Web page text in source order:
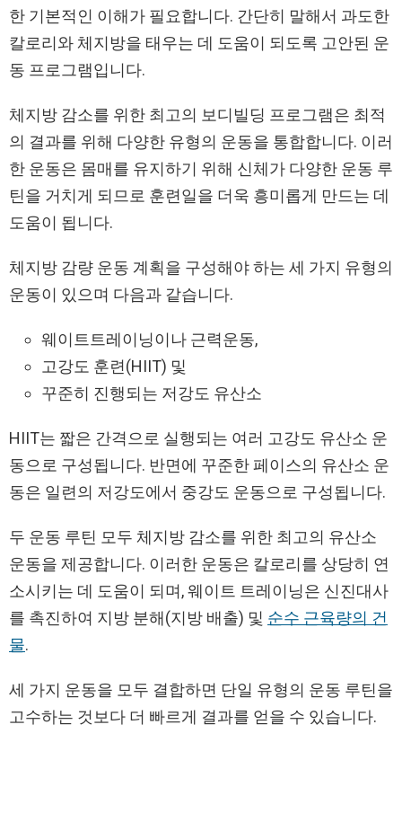
한 기본적인 이해가 필요합니다. 간단히 말해서 과도한
칼로리와 체지방을 태우는 데 도움이 되도록 고안된 운
동 프로그램입니다.
체지방 감소를 위한 최고의 보디빌딩 프로그램은 최적
의 결과를 위해 다양한 유형의 운동을 통합합니다. 이러
한 운동은 몸매를 유지하기 위해 신체가 다양한 운동 루
틴을 거치게 되므로 훈련일을 더욱 흥미롭게 만드는 데
도움이 됩니다.
체지방 감량 운동 계획을 구성해야 하는 세 가지 유형의
운동이 있으며 다음과 같습니다.
웨이트트레이닝이나 근력운동,
고강도 훈련(HIIT) 및
꾸준히 진행되는 저강도 유산소
HIIT는 짧은 간격으로 실행되는 여러 고강도 유산소 운
동으로 구성됩니다. 반면에 꾸준한 페이스의 유산소 운
동은 일련의 저강도에서 중강도 운동으로 구성됩니다.
두 운동 루틴 모두 체지방 감소를 위한 최고의 유산소
운동을 제공합니다. 이러한 운동은 칼로리를 상당히 연
소시키는 데 도움이 되며, 웨이트 트레이닝은 신진대사
를 촉진하여 지방 분해(지방 배출) 및 순수 근육량의 건
물.
세 가지 운동을 모두 결합하면 단일 유형의 운동 루틴을
고수하는 것보다 더 빠르게 결과를 얻을 수 있습니다.